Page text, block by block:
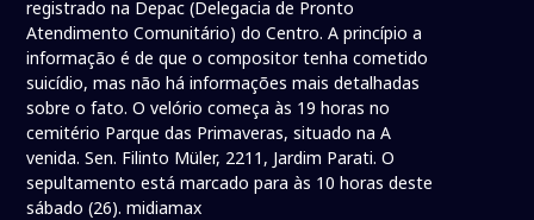
registrado na Depac (Delegacia de Pronto
Atendimento Comunitário) do Centro. A princípio a
informação é de que o compositor tenha cometido
suicídio, mas não há informações mais detalhadas
sobre o fato. O velório começa às 19 horas no
cemitério Parque das Primaveras, situado na A
venida. Sen. Filinto Müler, 2211, Jardim Parati. O
sepultamento está marcado para às 10 horas deste
sábado (26). midiamax